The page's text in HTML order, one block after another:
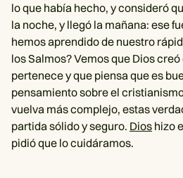
lo que había hecho, y consideró
la noche, y llegó la mañana: ese
hemos aprendido de nuestro
los Salmos? Vemos que Dios
pertenece y que piensa que es
pensamiento sobre el
vuelva más complejo, estas
partida sólido y seguro. Dios hizo
pidió que lo cuidáramos.